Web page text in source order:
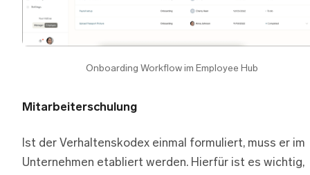
Onboarding Workflow im Employee Hub
Mitarbeiterschulung
Ist der Verhaltenskodex einmal formuliert, muss er im
Unternehmen etabliert werden. Hierfür ist es wichtig,